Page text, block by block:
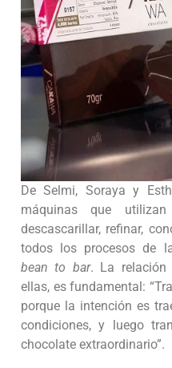
De Selmi, Soraya y
máquinas que
descascarillar, refinar,
todos los procesos de
bean to bar. La relación
ellas, es fundamental:
porque la intención es
condiciones, y luego
chocolate extraordinario”.